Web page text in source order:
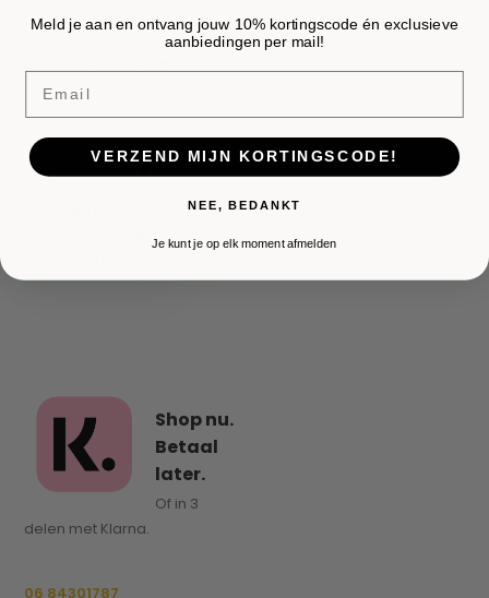
Shop nu.
Betaal
later.
Of in 3
delen met Klarna.
06 84301787
Meld je aan en ontvang jouw 10% kortingscode én exclusieve
aanbiedingen per mail!
Email
VERZEND MIJN KORTINGSCODE!
NEE, BEDANKT
Je kunt je op elk moment afmelden